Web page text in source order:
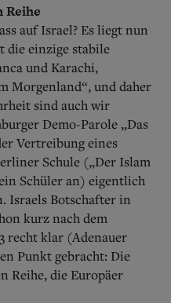
auf Israel? Es liegt nun
die einzige stabile
und Karachi,
Morgenland“, und daher
sind auch wir
Demo-Parole „Das
Vertreibung eines
Schule („Der Islam
Schüler an) eigentlich
Israels Botschafter in
kurz nach dem
recht klar (Adenauer
Punkt gebracht: Die
Reihe, die Europäer